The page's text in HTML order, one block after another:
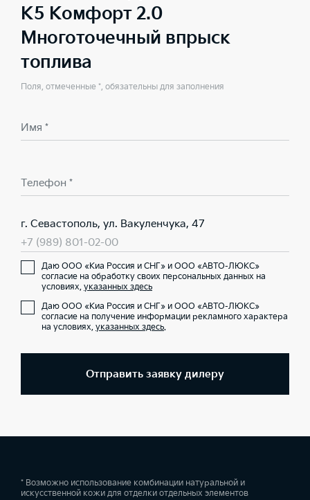
K5 Комфорт 2.0
Многоточечный впрыск
топлива
Поля, отмеченные *, обязательны для заполнения
Имя *
Телефон *
г. Севастополь, ул. Вакуленчука, 47
+7 (989) 801-02-00
Даю ООО «Киа Россия и СНГ» и ООО «АВТО-ЛЮКС»
согласие на обработку своих персональных данных на
условиях, указанных здесь
Даю ООО «Киа Россия и СНГ» и ООО «АВТО-ЛЮКС»
согласие на получение информации рекламного характера
на условиях, указанных здесь.
Отправить заявку дилеру
* Возможно использование комбинации натуральной и
искусственной кожи для отделки отдельных элементов